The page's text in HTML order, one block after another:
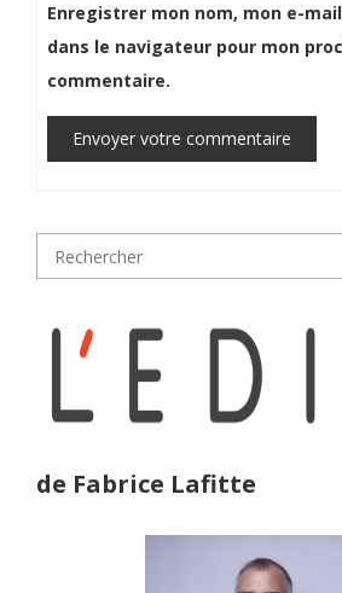
Enregistrer mon nom, mon e-
dans le navigateur pour mon
commentaire.
Envoyer votre commentaire
de Fabrice Lafitte